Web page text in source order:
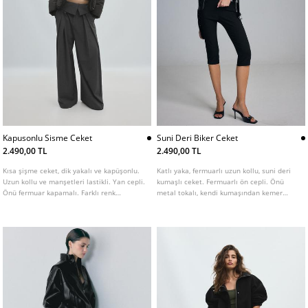
Kapusonlu Sisme Ceket
2.490,00 TL
Kısa şişme ceket, dik yakalı ve kapüşonlu.
Uzun kollu ve manşetleri lastikli. Yan cepli.
Önü fermuar kapamalı. Farklı renk
Suni Deri Biker Ceket
2.490,00 TL
Katlı yaka, fermuarlı uzun kollu, suni deri
kumaşlı ceket. Fermuarlı ön cepli. Önü
metal tokalı, kendi kumaşından kemer